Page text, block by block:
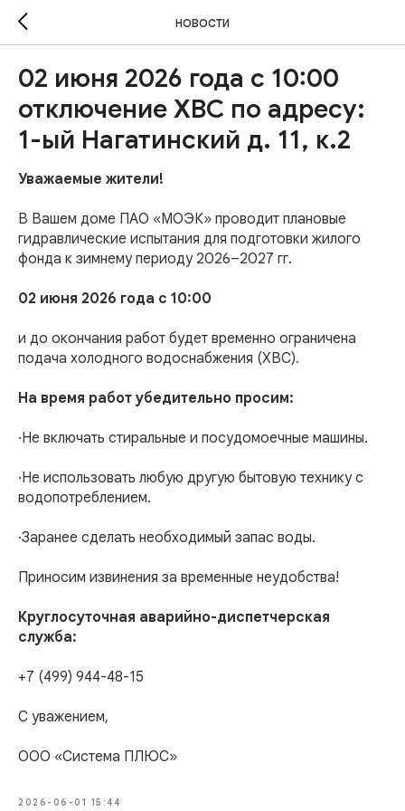
НОВОСТИ
02 июня 2026 года с 10:00
отключение ХВС по адресу:
1-ый Нагатинский д. 11, к.2
Уважаемые жители!
В Вашем доме ПАО «МОЭК» проводит плановые
гидравлические испытания для подготовки жилого
фонда к зимнему периоду 2026–2027 гг.
02 июня 2026 года с 10:00
и до окончания работ будет временно ограничена
подача холодного водоснабжения (ХВС).
На время работ убедительно просим:
·Не включать стиральные и посудомоечные машины.
·Не использовать любую другую бытовую технику с
водопотреблением.
·Заранее сделать необходимый запас воды.
Приносим извинения за временные неудобства!
Круглосуточная аварийно-диспетчерская
служба:
+7 (499) 944-48-15
С уважением,
ООО «Система ПЛЮС»
2026-06-01 15:44